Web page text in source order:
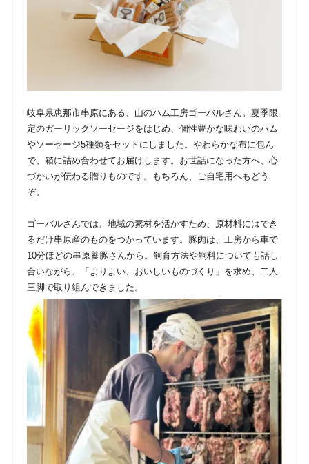
岐阜県恵那市串原にある、山のハム工房ゴーバルさん。夏季限
定のガーリックソーセージをはじめ、個性豊かな味わいのハム
やソーセージ5種類をセットにしました。やわらかな布に包ん
で、箱に詰め合わせてお届けします。お世話になった方へ、心
づかいが伝わる贈りものです。もちろん、ご自宅用へもどう
ぞ。
ゴーバルさんでは、地域の素材を活かすため、原材料にはでき
るだけ串原産のものをつかっています。豚肉は、工房から車で
10分ほどの串原養豚さんから。飼育方法や飼料についても話し
合いながら、「よりよい、おいしいものづくり」を求め、二人
三脚で取り組んできました。